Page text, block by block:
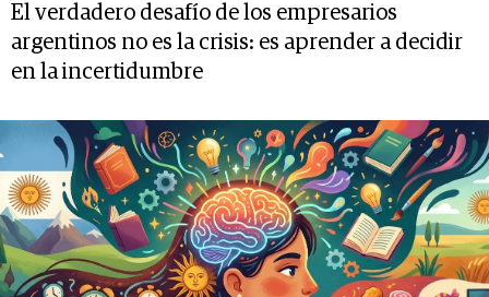
El verdadero desafío de los empresarios
argentinos no es la crisis: es aprender a decidir
en la incertidumbre